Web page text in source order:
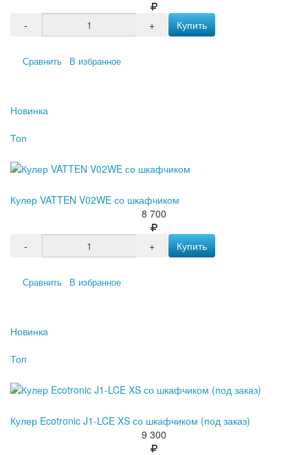
- + Купить
Сравнить В избранное
Новинка
Топ
Кулер VATTEN V02WE со шкафчиком
8 700
- + Купить
Сравнить В избранное
Новинка
Топ
Кулер Ecotronic J1-LCE XS со шкафчиком (под заказ)
9 300